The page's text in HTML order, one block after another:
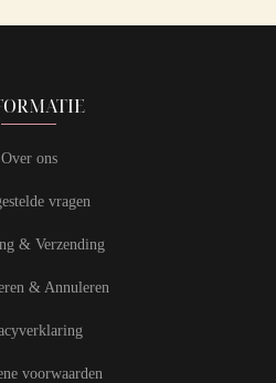
Over ons
vragen
& Verzending
& Annuleren
voorwaarden